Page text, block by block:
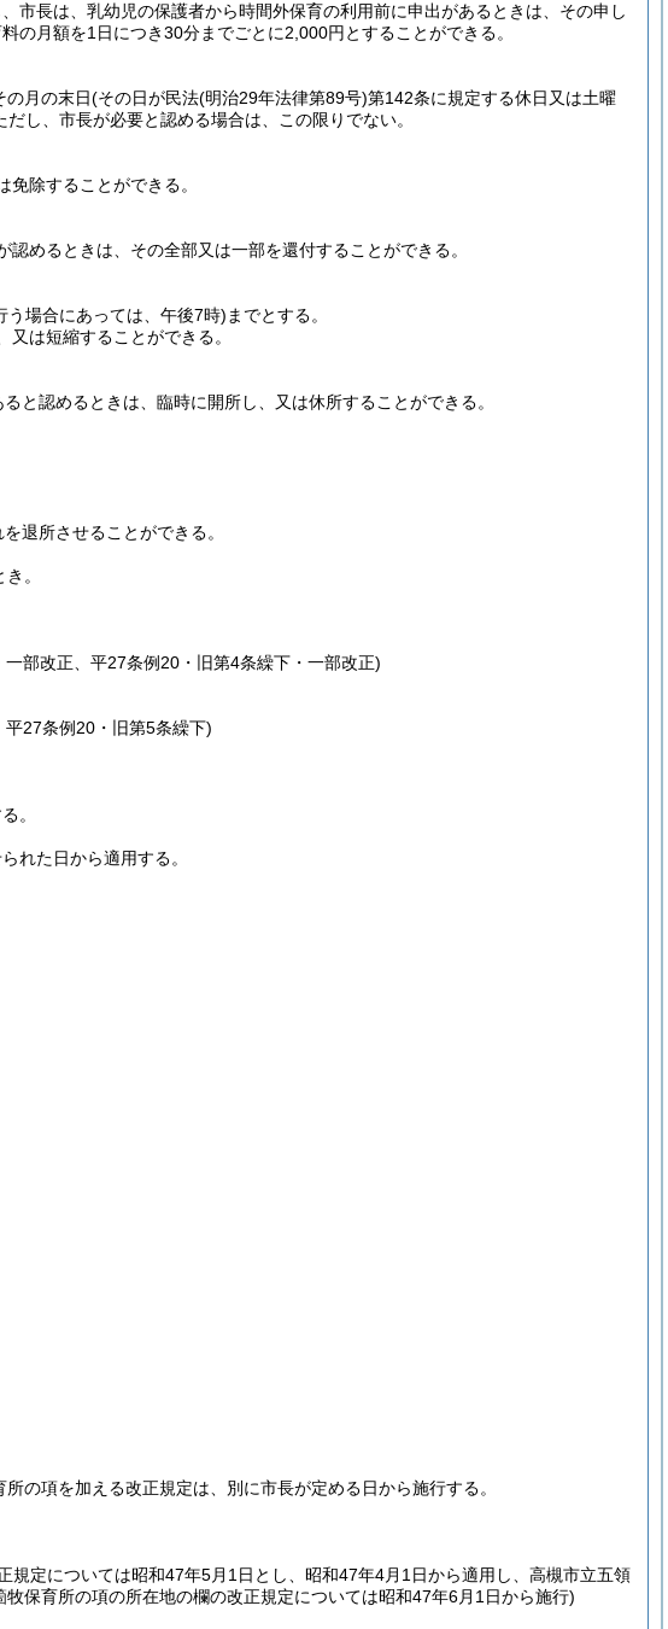
市長は、乳幼児の保護者から時間外保育の利用前に申出があるときは、その申し
の月額を1日につき30分までごとに2,000円とすることができる。
の月の末日(その日が民法(明治29年法律第89号)第142条に規定する休日又は土曜
だし、市長が必要と認める場合は、この限りでない。
除することができる。
めるときは、その全部又は一部を還付することができる。
う場合にあっては、午後7時) までとする。
は短縮することができる。
と認めるときは、臨時に開所し、又は休所することができる。
退所させることができる。
。
部改正、平27条例20・旧第4条繰下・一部改正)
27条例20・旧第5条繰下)
。
れた日から適用する。
の項を加える改正規定は、別に市長が定める日から施行する。
定については昭和47年5月1日とし、昭和47年4月1日から適用し、高槻市立五領
保育所の項の所在地の欄の改正規定については昭和47年6月1日から施行)